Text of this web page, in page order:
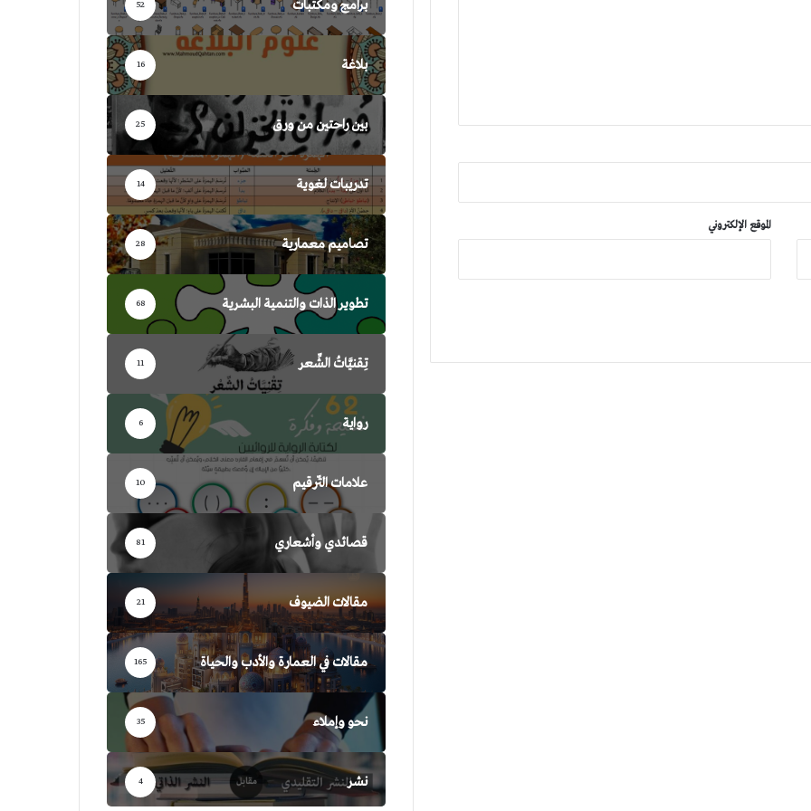
الموقع الإلكتروني
برامج ومكتبات 52
بلاغة 16
بين راحتين من ورق 25
تدريبات لغوية 14
تصاميم معمارية 28
تطوير الذات والتنمية البشرية 68
تِقنيَّاتُ الشِّعر 11
رواية 6
علامات التّرقيم 10
قصائدي وأشعاري 81
مقالات الضيوف 21
مقالات في العمارة والأدب والحياة 165
نحو وإملاء 35
نشر 4